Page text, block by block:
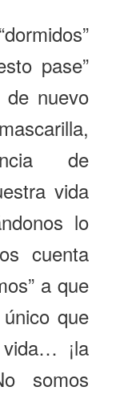
pase”
nuevo
de
vida
lo
cuenta
a que
que
¡la
somos